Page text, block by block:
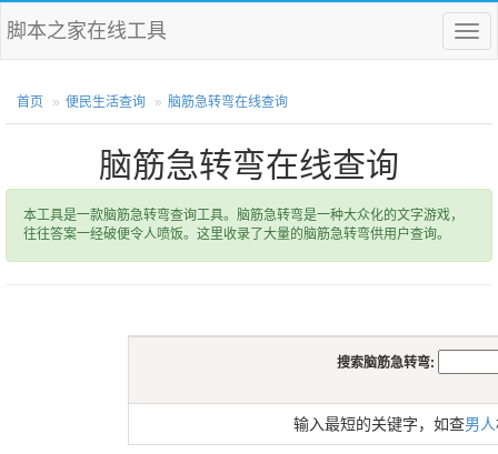
菜
单
脚本之家在线工具
首页 便民生活查询 脑筋急转弯在线查询
脑筋急转弯在线查询
本工具是一款脑筋急转弯查询工具。脑筋急转弯是一种大众化的文字游戏，
往往答案一经破便令人喷饭。这里收录了大量的脑筋急转弯供用户查询。
搜索脑筋急转弯:
输入最短的关键字，如查男人